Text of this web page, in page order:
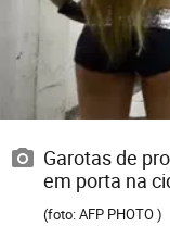
Garotas de
em porta na
(foto: AFP PHOTO )